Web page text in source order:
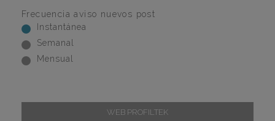
Frecuencia aviso nuevos post
Instantánea
Semanal
Mensual
WEB PROFILTEK